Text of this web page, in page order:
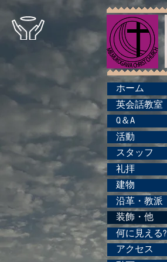
ホーム
英会話教室
Q＆A
活動
スタッフ
礼拝
建物
沿革・教派
装飾・他
何に見える?
アクセス